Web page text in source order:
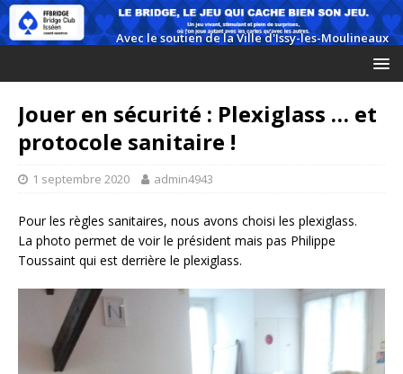
Jouer en sécurité : Plexiglass … et
protocole sanitaire !
1 septembre 2020 admin4943
Pour les règles sanitaires, nous avons choisi les plexiglass.
La photo permet de voir le président mais pas Philippe
Toussaint qui est derrière le plexiglass.